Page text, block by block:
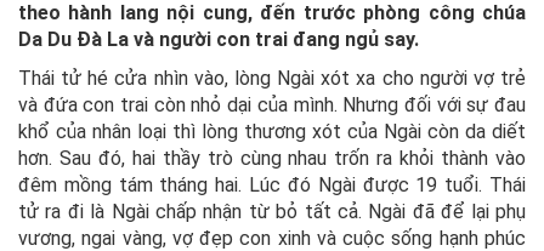
theo hành lang nội cung, đến trước phòng công chúa
Da Du Đà La và người con trai đang ngủ say.
Thái tử hé cửa nhìn vào, lòng Ngài xót xa cho người vợ trẻ
và đứa con trai còn nhỏ dại của mình. Nhưng đối với sự đau
khổ của nhân loại thì lòng thương xót của Ngài còn da diết
hơn. Sau đó, hai thầy trò cùng nhau trốn ra khỏi thành vào
đêm mồng tám tháng hai. Lúc đó Ngài được 19 tuổi. Thái
tử ra đi là Ngài chấp nhận từ bỏ tất cả. Ngài đã để lại phụ
vương, ngai vàng, vợ đẹp con xinh và cuộc sống hạnh phúc